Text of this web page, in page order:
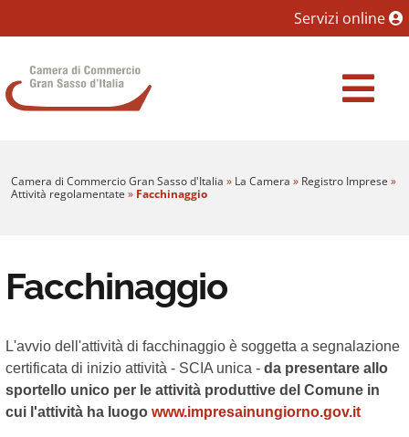
Vai al Contenuto principale della pagina
Servizi online
Camera di Commercio Gran Sasso d'Italia
Camera di Commercio Gran Sasso d'Italia » La Camera » Registro Imprese »
Attività regolamentate » Facchinaggio
Facchinaggio
L'avvio dell'attività di facchinaggio è soggetta a segnalazione
certificata di inizio attività - SCIA unica - da presentare allo
sportello unico per le attività produttive del Comune in
cui l'attività ha luogo www.impresainungiorno.gov.it